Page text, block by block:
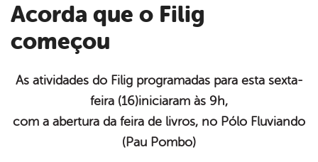
Acorda que o Filig
começou
As atividades do Filig programadas para esta sexta-
feira (16)iniciaram às 9h,
com a abertura da feira de livros, no Pólo Fluviando
(Pau Pombo)